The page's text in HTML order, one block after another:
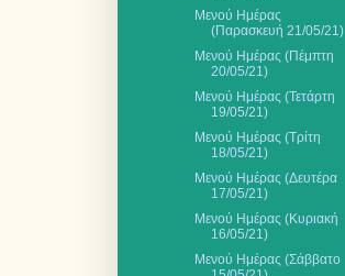
Μενού Ημέρας
(Παρασκευή 21/05/21)
Μενού Ημέρας (Πέμπτη
20/05/21)
Μενού Ημέρας (Τετάρτη
19/05/21)
Μενού Ημέρας (Τρίτη
18/05/21)
Μενού Ημέρας (Δευτέρα
17/05/21)
Μενού Ημέρας (Κυριακή
16/05/21)
Μενού Ημέρας (Σάββατο